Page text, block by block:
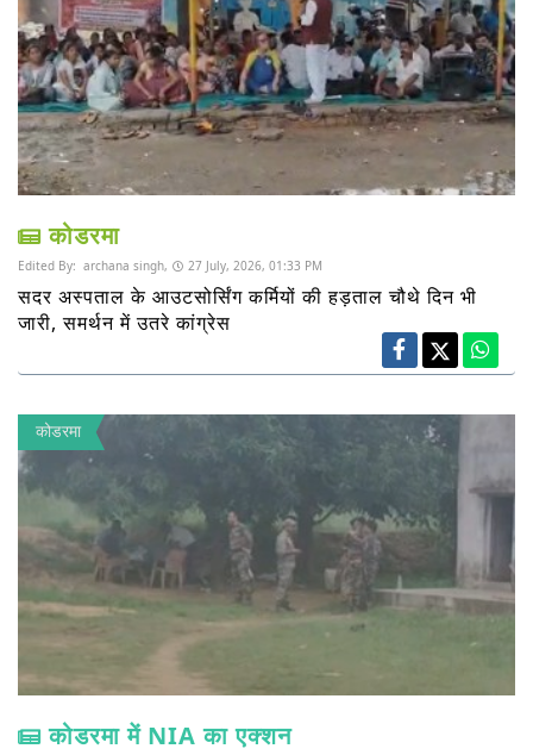
कोडरमा
Edited By: archana singh, 27 July, 2026, 01:33 PM
सदर अस्पताल के आउटसोर्सिंग कर्मियों की हड़ताल चौथे दिन भी
जारी, समर्थन में उतरे कांग्रेस
कोडरमा
कोडरमा में NIA का एक्शन